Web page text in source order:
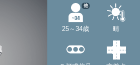
25～34歳
他
晴